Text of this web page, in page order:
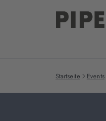
Startseite Events